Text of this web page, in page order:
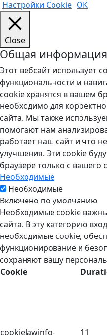
Настройки Cookie ОК
Close
Общая информация
Этот вебсайт использует
функциональности и
cookie хранятся в вашем
необходимо для
сайта. Мы также
помогают нам
работает наш сайт и что
улучшения. Эти cookie
браузере только с вашего
Необходимые
Необходимые
Включено по умолчанию
Необходимые cookie
сайта. В эту категорию
необходимые cookie,
функционирование и
сохраняют вашу
Cookie
cookielawinfo-
11